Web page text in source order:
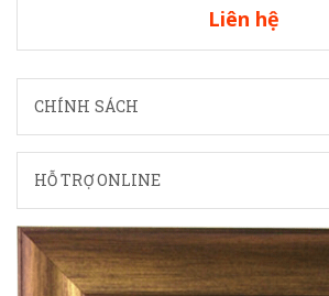
Liên hệ
CHÍNH SÁCH
HỖ TRỢ ONLINE